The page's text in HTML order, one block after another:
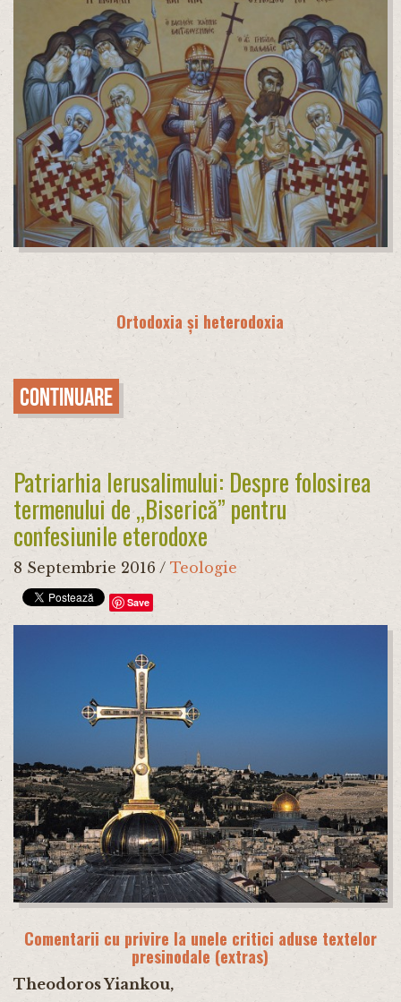
Ortodoxia și heterodoxia
Continuare
Patriarhia Ierusalimului: Despre folosirea
termenului de „Biserică” pentru
confesiunile eterodoxe
8 Septembrie 2016 / Teologie
Save
Comentarii cu privire la unele critici aduse textelor
presinodale (extras)
Theodoros Yiankou,